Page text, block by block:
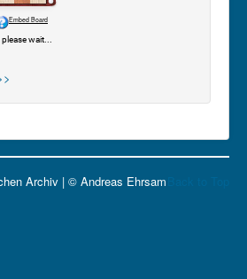
Archiv | © Andreas Ehrsam